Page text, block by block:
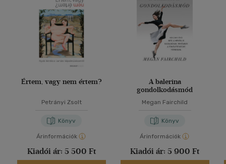
Értem, vagy nem értem?
Petrányi Zsolt
Könyv
Árinformációk
Kiadói ár: 5 500 Ft
A balerina
gondolkodásmód
Megan Fairchild
Könyv
Árinformációk
Kiadói ár: 5 900 Ft